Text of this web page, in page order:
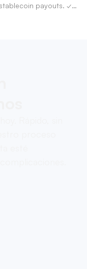
payouts. ✓